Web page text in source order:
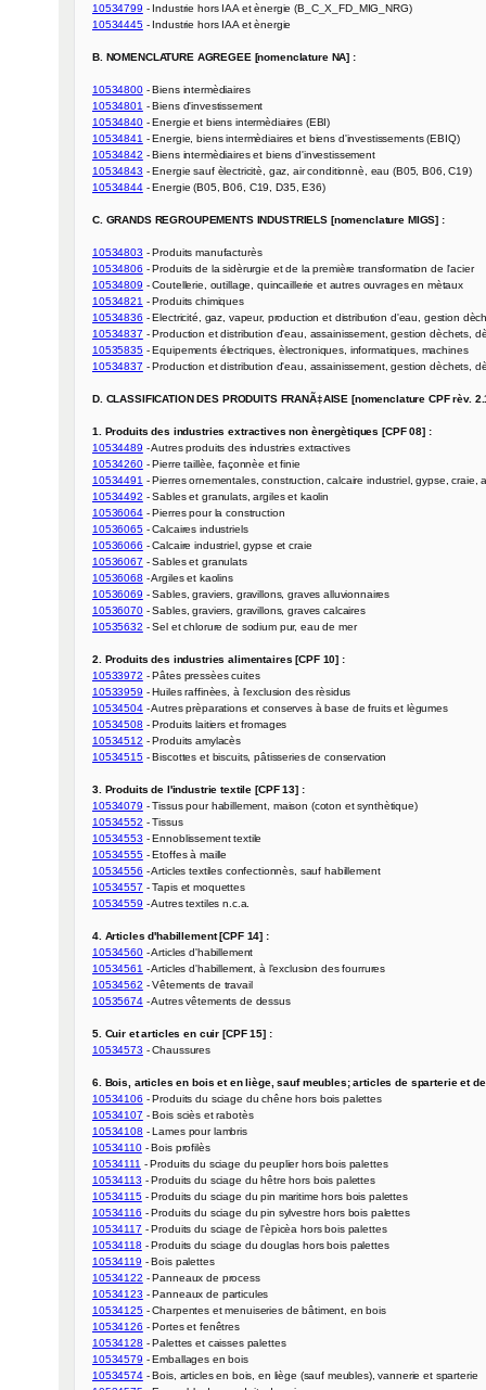
10534799
- Industrie hors IAA et ènergie (B_C_X_FD_MIG_NRG)
10534445 - Industrie hors IAA et ènergie
B. NOMENCLATURE AGREGEE [nomenclature NA] :
10534800
- Biens intermèdiaires
10534801
10534840
10534841
- Energie, biens intermèdiaires et biens d'investissements (EBIQ)
10534842
- Biens intermèdiaires et biens d'investissement
10534843
- Energie sauf èlectricitè, gaz, air conditionnè, eau (B05, B06, C19)
10534844 - Energie (B05, B06, C19, D35, E36)
C. GRANDS REGROUPEMENTS INDUSTRIELS [nomenclature MIGS] :
10534803
- Produits manufacturès
10534806
- Produits de la sidèrurgie et de la première transformation de l'acier
10534809
- Coutellerie, outillage, quincaillerie et autres ouvrages en mètaux
10534821
- Produits chimiques
10534836
10534837
10535835
- Equipements électriques, èlectroniques, informatiques, machines
10534837 - Production et distribution d'eau, assainissement, gestion dèchets,
D. CLASSIFICATION DES PRODUITS FRANÃ‡AISE [nomenclature CPF rèv.
1. Produits des industries extractives non ènergètiques [CPF 08] :
10534489
- Autres produits des industries extractives
10534260
10534491
10534492
10536064
10536065
- Calcaires industriels
10536066
10536067
- Sables et granulats
10536068
- Argiles et kaolins
10536069
10536070
- Sables, graviers, gravillons, graves calcaires
10535632 - Sel et chlorure de sodium pur, eau de mer
2. Produits des industries alimentaires [CPF 10] :
10533972
- Pâtes pressèes cuites
10533959
10534504
- Autres prèparations et conserves à base de fruits et lègumes
10534508
10534512
10534515 - Biscottes et biscuits, pâtisseries de conservation
3. Produits de l'industrie textile [CPF 13] :
10534079
- Tissus pour habillement, maison (coton et synthètique)
10534552
- Tissus
10534553
10534555
10534556
- Articles textiles confectionnès, sauf habillement
10534557
- Tapis et moquettes
10534559 - Autres textiles n.c.a.
4. Articles d'habillement [CPF 14] :
10534560
10534561
10534562
10535674 - Autres vêtements de dessus
5. Cuir et articles en cuir [CPF 15] :
10534573 - Chaussures
6. Bois, articles en bois et en liège, sauf meubles; articles de sparterie et
10534106
- Produits du sciage du chêne hors bois palettes
10534107
- Bois sciès et rabotès
10534108
- Lames pour lambris
10534110
- Bois profilès
10534111
- Produits du sciage du peuplier hors bois palettes
10534113
- Produits du sciage du hêtre hors bois palettes
10534115
- Produits du sciage du pin maritime hors bois palettes
10534116
- Produits du sciage du pin sylvestre hors bois palettes
10534117
- Produits du sciage de l'èpicèa hors bois palettes
10534118
- Produits du sciage du douglas hors bois palettes
10534119
- Bois palettes
10534122
- Panneaux de process
10534123
10534125
- Charpentes et menuiseries de bâtiment, en bois
10534126
- Portes et fenêtres
10534128
- Palettes et caisses palettes
10534579
- Emballages en bois
10534574